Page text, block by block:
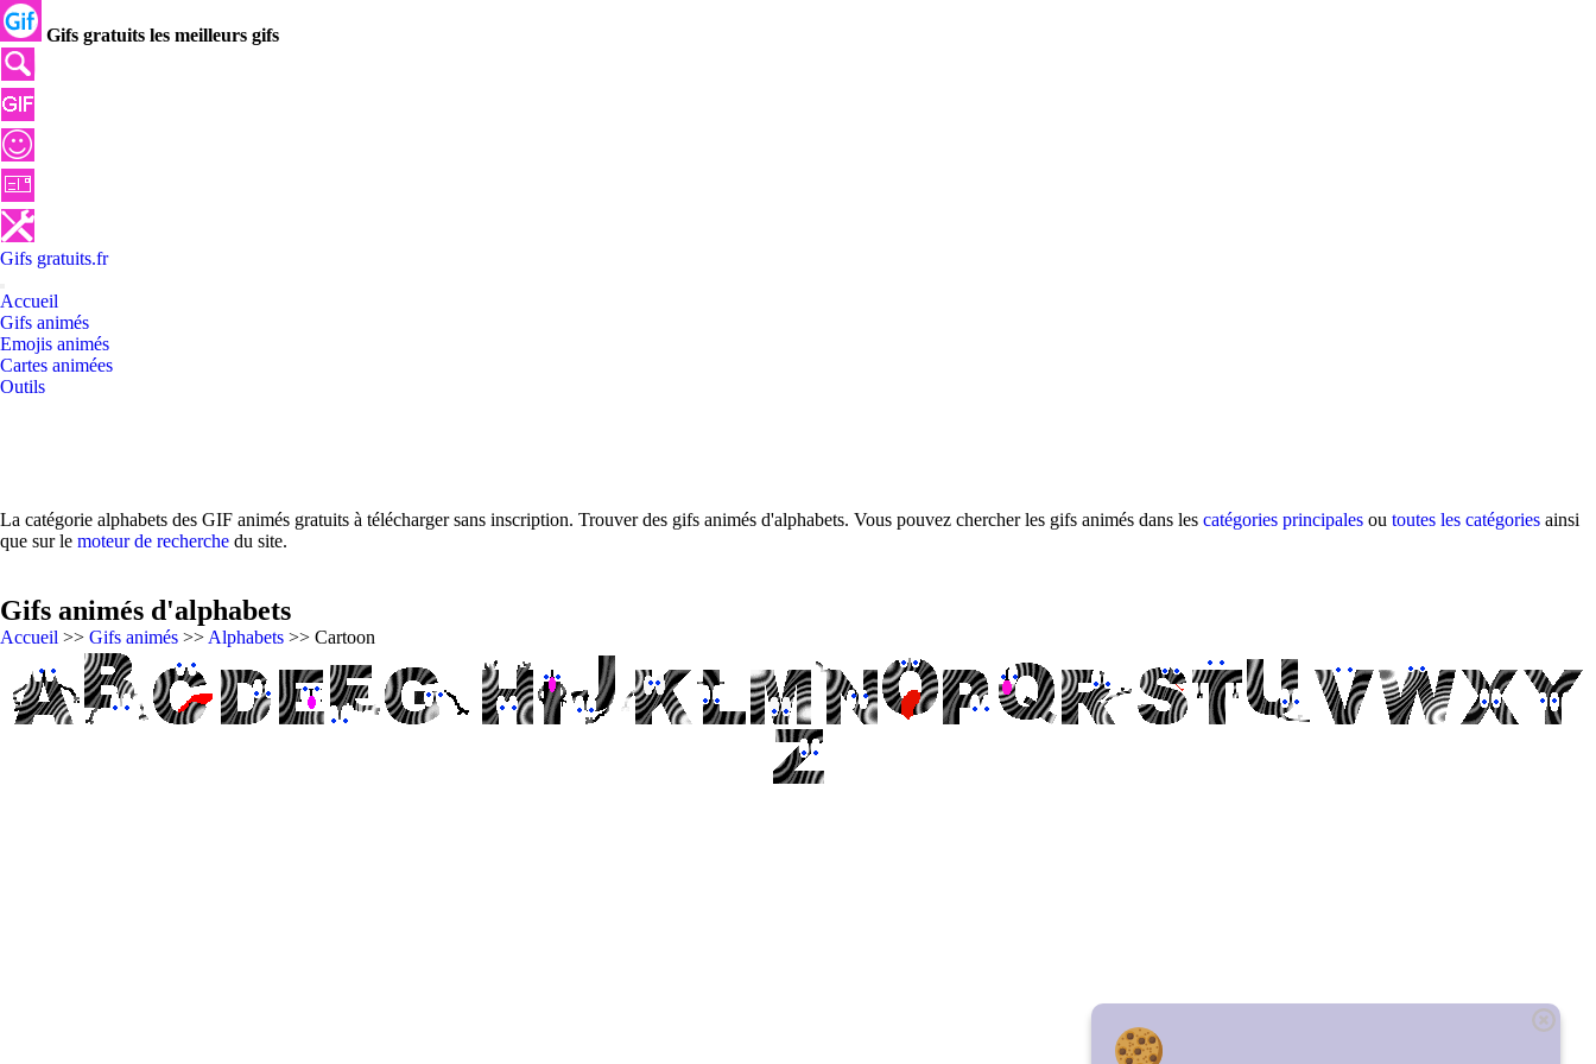
Gifs gratuits les meilleurs gifs
Gifs gratuits.fr
Accueil
Gifs animés
Emojis animés
Cartes animées
Outils
La catégorie alphabets des GIF animés gratuits à télécharger sans inscription. Trouver des gifs animés d'alphabets. Vous pouvez chercher les gifs animés dans les catégories principales ou toutes les catégories ainsi
que sur le moteur de recherche du site.
Gifs animés d'alphabets
Accueil >> Gifs animés >> Alphabets >> Cartoon